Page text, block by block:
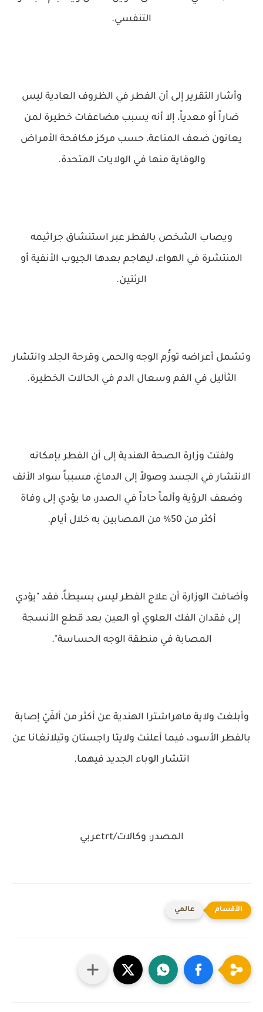
التنفسي.
وأشار التقرير إلى أن الفطر في الظروف العادية ليس
ضاراً أو معدياً، إلا أنه يسبب مضاعفات خطيرة لمن
يعانون ضعف المناعة، حسب مركز مكافحة الأمراض
والوقاية منها في الولايات المتحدة.
ويصاب الشخص بالفطر عبر استنشاق جراثيمه
المنتشرة في الهواء، ليهاجم بعدها الجيوب الأنفية أو
الرئتين.
وتشمل أعراضه تورُّم الوجه والحمى وقرحة الجلد وانتشار
الثآليل في الفم وسعال الدم في الحالات الخطيرة.
ولفتت وزارة الصحة الهندية إلى أن الفطر بإمكانه
الانتشار في الجسد وصولاً إلى الدماغ، مسبباً سواد الأنف
وضعف الرؤية وألماً حاداً في الصدر، ما يؤدي إلى وفاة
أكثر من 50% من المصابين به خلال أيام.
وأضافت الوزارة أن علاج الفطر ليس بسيطاً، فقد "يؤدي
إلى فقدان الفك العلوي أو العين بعد قطع الأنسجة
المصابة في منطقة الوجه الحساسة".
وأبلغت ولاية ماهراشترا الهندية عن أكثر من ألفَيْ إصابة
بالفطر الأسود، فيما أعلنت ولايتا راجستان وتيلانغانا عن
انتشار الوباء الجديد فيهما.
المصدر: وكالات/trtعربي
عالمي